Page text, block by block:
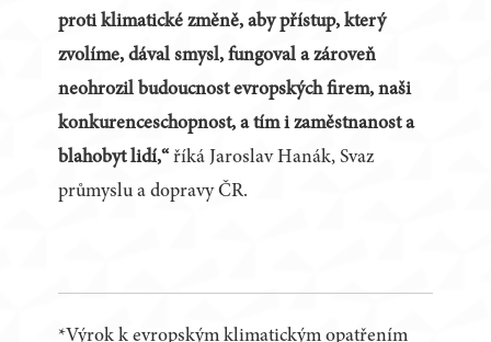
proti klimatické změně, aby přístup, který
zvolíme, dával smysl, fungoval a zároveň
neohrozil budoucnost evropských firem, naši
konkurenceschopnost, a tím i zaměstnanost a
blahobyt lidí,“ říká Jaroslav Hanák, Svaz
průmyslu a dopravy ČR.
*Výrok k evropským klimatickým opatřením